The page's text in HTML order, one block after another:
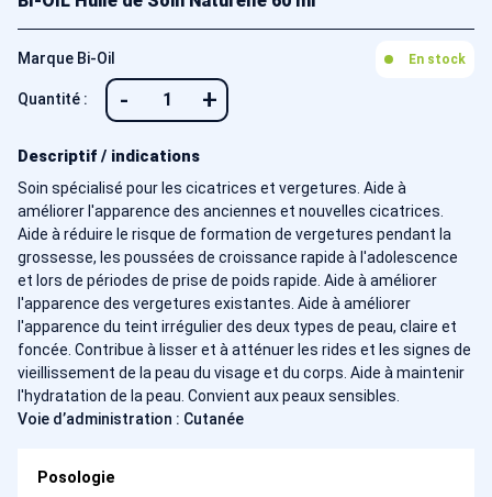
Marque Bi-Oil En stock
Quantité : - +
Descriptif / indications
Soin spécialisé pour les cicatrices et vergetures. Aide à
améliorer l'apparence des anciennes et nouvelles cicatrices.
Aide à réduire le risque de formation de vergetures pendant la
grossesse, les poussées de croissance rapide à l'adolescence
et lors de périodes de prise de poids rapide. Aide à améliorer
l'apparence des vergetures existantes. Aide à améliorer
l'apparence du teint irrégulier des deux types de peau, claire et
foncée. Contribue à lisser et à atténuer les rides et les signes de
vieillissement de la peau du visage et du corps. Aide à maintenir
l'hydratation de la peau. Convient aux peaux sensibles.
Voie d’administration : Cutanée
Posologie